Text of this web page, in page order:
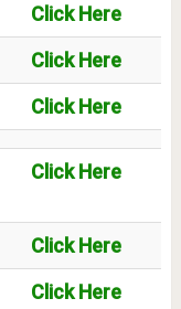
Click Here
Click Here
Click Here
Click Here
Click Here
Click Here